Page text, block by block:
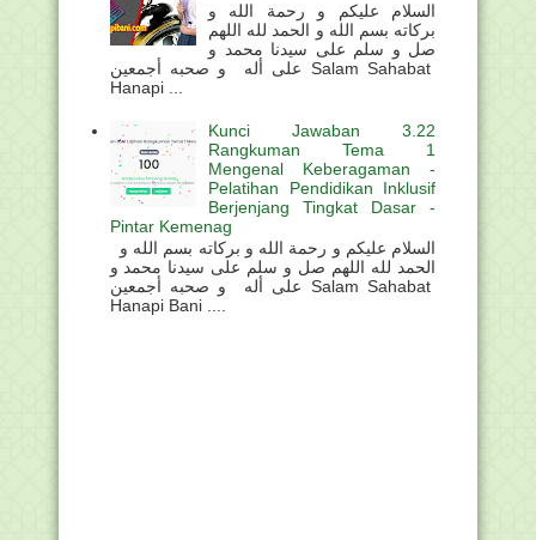
السلام عليكم و رحمة الله و
بركاته بسم الله و الحمد لله اللهم
صل و سلم على سيدنا محمد و
على أله و صحبه أجمعين Salam Sahabat
Hanapi ...
Kunci Jawaban 3.22
Rangkuman Tema 1
Mengenal Keberagaman -
Pelatihan Pendidikan Inklusif
Berjenjang Tingkat Dasar -
Pintar Kemenag
الحمد لله اللهم صل و سلم على سيدنا محمد و
على أله و صحبه أجمعين Salam Sahabat
Hanapi Bani ....